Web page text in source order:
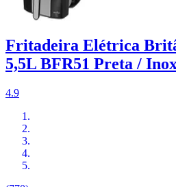
Fritadeira Elétrica
5,5L BFR51 Preta /
4.9